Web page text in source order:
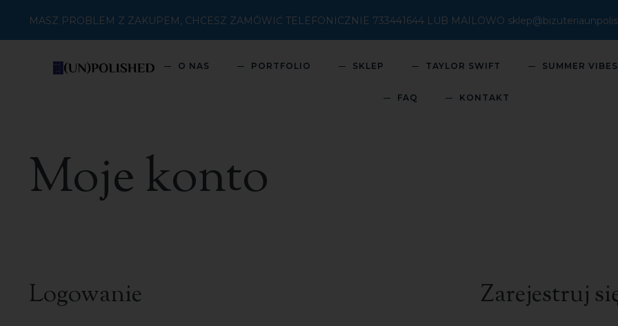
MASZ PROBLEM Z ZAKUPEM, CHCESZ ZAMÓWIĆ TELEFONICZNIE 733441644 LUB MAILOWO
O NAS PORTFOLIO SKLEP TAYLOR SWIFT SUMMER VIBES
FAQ KONTAKT
Moje konto
Logowanie Zarejestruj